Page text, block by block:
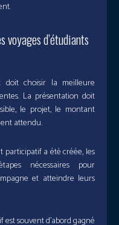
voyages d’étudiants
doit choisir la meilleure
La présentation doit
le projet, le montant
attendu.
participatif a été créée, les
nécessaires pour
et atteindre leurs
souvent d’abord gagné